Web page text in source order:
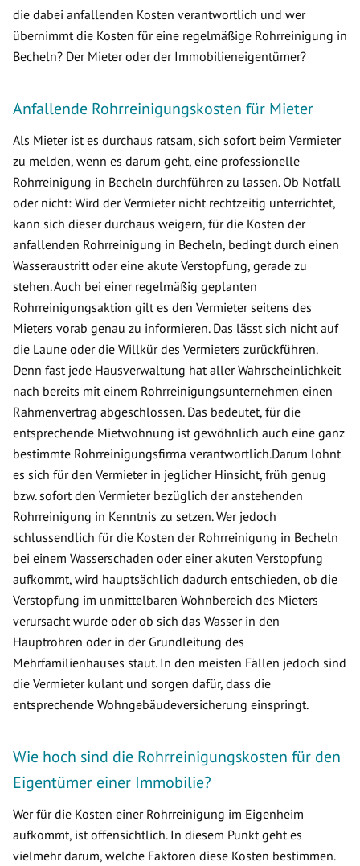
die dabei anfallenden Kosten verantwortlich und wer
übernimmt die Kosten für eine regelmäßige Rohrreinigung in
Becheln? Der Mieter oder der Immobilieneigentümer?
Anfallende Rohrreinigungskosten für Mieter
Als Mieter ist es durchaus ratsam, sich sofort beim Vermieter
zu melden, wenn es darum geht, eine professionelle
Rohrreinigung in Becheln durchführen zu lassen. Ob Notfall
oder nicht: Wird der Vermieter nicht rechtzeitig unterrichtet,
kann sich dieser durchaus weigern, für die Kosten der
anfallenden Rohrreinigung in Becheln, bedingt durch einen
Wasseraustritt oder eine akute Verstopfung, gerade zu
stehen. Auch bei einer regelmäßig geplanten
Rohrreinigungsaktion gilt es den Vermieter seitens des
Mieters vorab genau zu informieren. Das lässt sich nicht auf
die Laune oder die Willkür des Vermieters zurückführen.
Denn fast jede Hausverwaltung hat aller Wahrscheinlichkeit
nach bereits mit einem Rohrreinigungsunternehmen einen
Rahmenvertrag abgeschlossen. Das bedeutet, für die
entsprechende Mietwohnung ist gewöhnlich auch eine ganz
bestimmte Rohrreinigungsfirma verantwortlich.Darum lohnt
es sich für den Vermieter in jeglicher Hinsicht, früh genug
bzw. sofort den Vermieter bezüglich der anstehenden
Rohrreinigung in Kenntnis zu setzen. Wer jedoch
schlussendlich für die Kosten der Rohrreinigung in Becheln
bei einem Wasserschaden oder einer akuten Verstopfung
aufkommt, wird hauptsächlich dadurch entschieden, ob die
Verstopfung im unmittelbaren Wohnbereich des Mieters
verursacht wurde oder ob sich das Wasser in den
Hauptrohren oder in der Grundleitung des
Mehrfamilienhauses staut. In den meisten Fällen jedoch sind
die Vermieter kulant und sorgen dafür, dass die
entsprechende Wohngebäudeversicherung einspringt.
Wie hoch sind die Rohrreinigungskosten für den
Eigentümer einer Immobilie?
Wer für die Kosten einer Rohrreinigung im Eigenheim
aufkommt, ist offensichtlich. In diesem Punkt geht es
vielmehr darum, welche Faktoren diese Kosten bestimmen.